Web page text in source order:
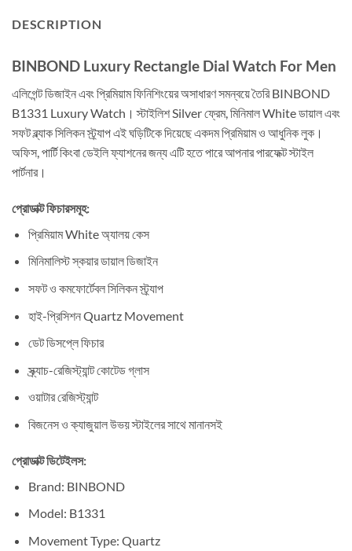
DESCRIPTION
BINBOND Luxury Rectangle Dial Watch For Men
এলিগেন্ট ডিজাইন এবং প্রিমিয়াম ফিনিশিংয়ের অসাধারণ সমন্বয়ে তৈরি BINBOND
B1331 Luxury Watch। স্টাইলিশ Silver ফ্রেম, মিনিমাল White ডায়াল এবং
সফট ব্ল্যাক সিলিকন স্ট্র্যাপ এই ঘড়িটিকে দিয়েছে একদম প্রিমিয়াম ও আধুনিক লুক।
অফিস, পার্টি কিংবা ডেইলি ফ্যাশনের জন্য এটি হতে পারে আপনার পারফেক্ট স্টাইল
পার্টনার।
প্রোডাক্ট ফিচারসমূহ:
প্রিমিয়াম White অ্যালয় কেস
মিনিমালিস্ট স্কয়ার ডায়াল ডিজাইন
সফট ও কমফোর্টেবল সিলিকন স্ট্র্যাপ
হাই-প্রিসিশন Quartz Movement
ডেট ডিসপ্লে ফিচার
স্ক্র্যাচ-রেজিস্ট্যান্ট কোটেড গ্লাস
ওয়াটার রেজিস্ট্যান্ট
বিজনেস ও ক্যাজুয়াল উভয় স্টাইলের সাথে মানানসই
প্রোডাক্ট ডিটেইলস:
Brand: BINBOND
Model: B1331
Movement Type: Quartz